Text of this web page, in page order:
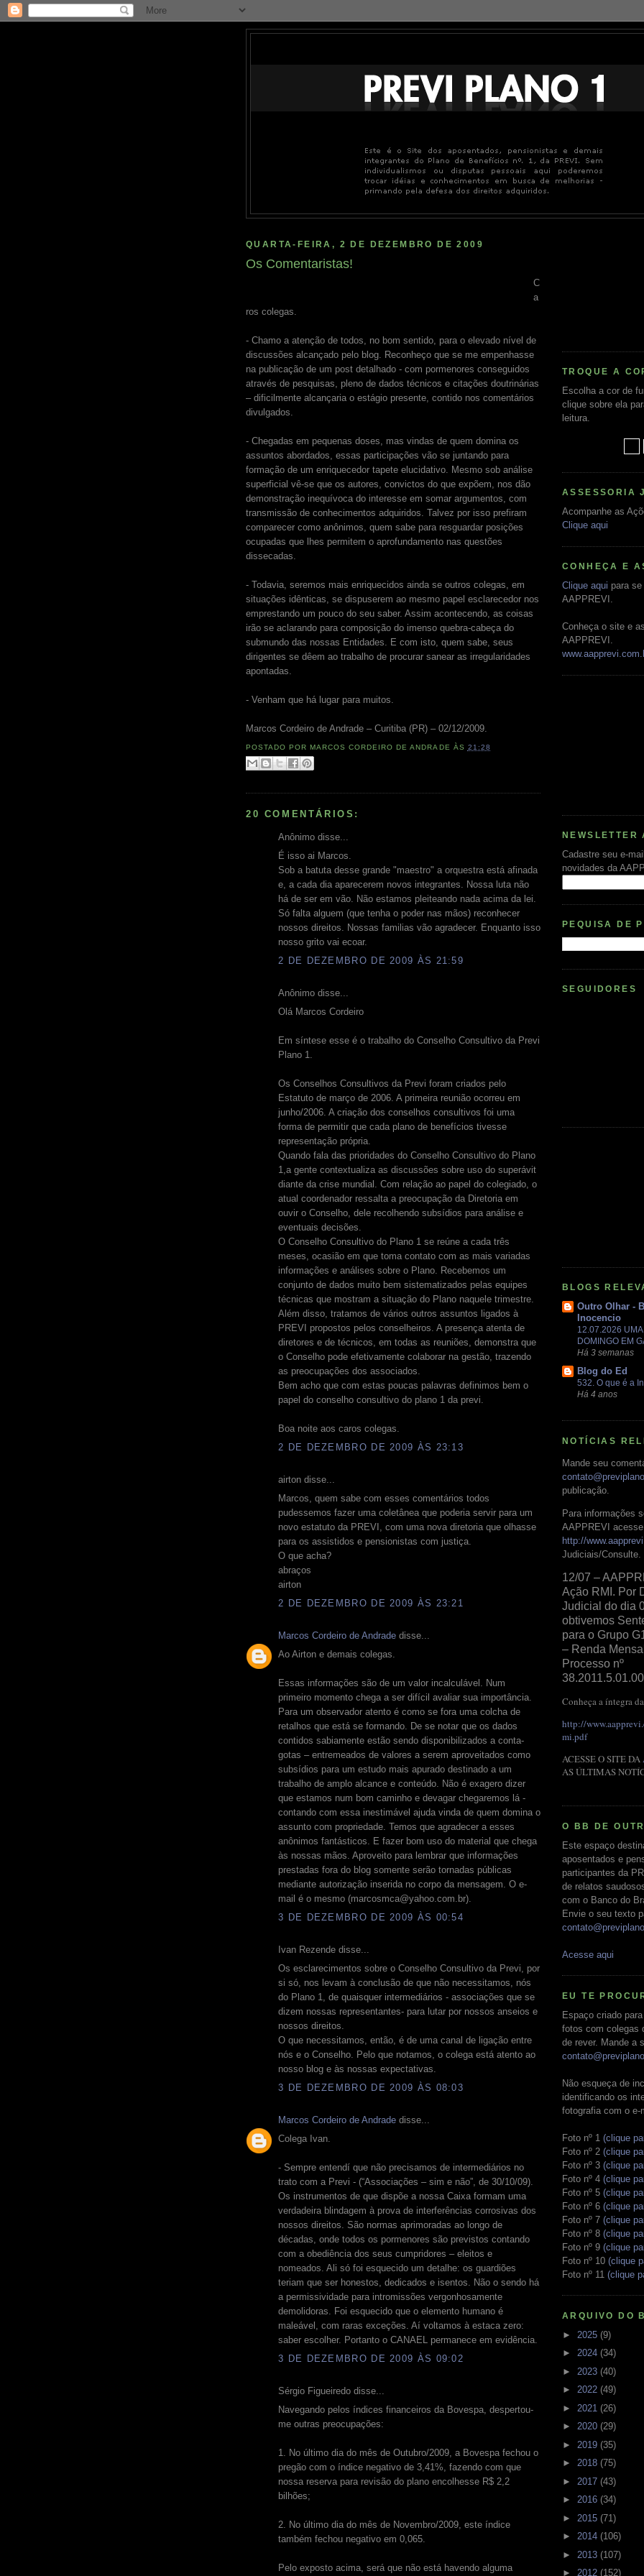
QUARTA-FEIRA, 2 DE DEZEMBRO DE 2009
Os Comentaristas!
C
a
ros colegas.
- Chamo a atenção de todos, no bom sentido, para o elevado nível de
discussões alcançado pelo blog. Reconheço que se me empenhasse
na publicação de um post detalhado - com pormenores conseguidos
através de pesquisas, pleno de dados técnicos e citações doutrinárias
– dificilmente alcançaria o estágio presente, contido nos comentários
divulgados.
- Chegadas em pequenas doses, mas vindas de quem domina os
assuntos abordados, essas participações vão se juntando para
formação de um enriquecedor tapete elucidativo. Mesmo sob análise
superficial vê-se que os autores, convictos do que expõem, nos dão
demonstração inequívoca do interesse em somar argumentos, com
transmissão de conhecimentos adquiridos. Talvez por isso prefiram
comparecer como anônimos, quem sabe para resguardar posições
ocupadas que lhes permitem o aprofundamento nas questões
dissecadas.
- Todavia, seremos mais enriquecidos ainda se outros colegas, em
situações idênticas, se dispuserem ao mesmo papel esclarecedor nos
emprestando um pouco do seu saber. Assim acontecendo, as coisas
irão se aclarando para composição do imenso quebra-cabeça do
submundo das nossas Entidades. E com isto, quem sabe, seus
dirigentes se dêem ao trabalho de procurar sanear as irregularidades
apontadas.
- Venham que há lugar para muitos.
Marcos Cordeiro de Andrade – Curitiba (PR) – 02/12/2009.
POSTADO PORMARCOS CORDEIRO DE ANDRADE ÀS 21:28
20 COMENTÁRIOS:
Anônimo disse...
É isso ai Marcos.
Sob a batuta desse grande "maestro" a orquestra está afinada
e, a cada dia aparecerem novos integrantes. Nossa luta não
há de ser em vão. Não estamos pleiteando nada acima da lei.
Só falta alguem (que tenha o poder nas mãos) reconhecer
nossos direitos. Nossas familias vão agradecer. Enquanto isso
nosso grito vai ecoar.
2 DE DEZEMBRO DE 2009 ÀS 21:59
Anônimo disse...
Olá Marcos Cordeiro
Em síntese esse é o trabalho do Conselho Consultivo da Previ
Plano 1.
Os Conselhos Consultivos da Previ foram criados pelo
Estatuto de março de 2006. A primeira reunião ocorreu em
junho/2006. A criação dos conselhos consultivos foi uma
forma de permitir que cada plano de benefícios tivesse
representação própria.
Quando fala das prioridades do Conselho Consultivo do Plano
1,a gente contextualiza as discussões sobre uso do superávit
diante da crise mundial. Com relação ao papel do colegiado, o
atual coordenador ressalta a preocupação da Diretoria em
ouvir o Conselho, dele recolhendo subsídios para análise e
eventuais decisões.
O Conselho Consultivo do Plano 1 se reúne a cada três
meses, ocasião em que toma contato com as mais variadas
informações e análises sobre o Plano. Recebemos um
conjunto de dados muito bem sistematizados pelas equipes
técnicas que mostram a situação do Plano naquele trimestre.
Além disso, tratamos de vários outros assuntos ligados à
PREVI propostos pelos conselheiros. A presença atenta de
diretores e de técnicos, em todas as reuniões, demonstra que
o Conselho pode efetivamente colaborar na gestão, trazendo
as preocupações dos associados.
Bem acho que com estas poucas palavras definimos bem o
papel do conselho consultivo do plano 1 da previ.
Boa noite aos caros colegas.
2 DE DEZEMBRO DE 2009 ÀS 23:13
airton disse...
Marcos, quem sabe com esses comentários todos
pudessemos fazer uma coletânea que poderia servir para um
novo estatuto da PREVI, com uma nova diretoria que olhasse
para os assistidos e pensionistas com justiça.
O que acha?
abraços
airton
2 DE DEZEMBRO DE 2009 ÀS 23:21
Marcos Cordeiro de Andrade disse...
Ao Airton e demais colegas.
Essas informações são de um valor incalculável. Num
primeiro momento chega a ser difícil avaliar sua importância.
Para um observador atento é como se fora uma colcha de
retalhos que está se formando. De se notar que os dados
contidos sabiamente estão sendo disponibilizados a conta-
gotas – entremeados de valores a serem aproveitados como
subsídios para um estudo mais apurado destinado a um
trabalho de amplo alcance e conteúdo. Não é exagero dizer
que estamos num bom caminho e devagar chegaremos lá -
contando com essa inestimável ajuda vinda de quem domina o
assunto com propriedade. Temos que agradecer a esses
anônimos fantásticos. E fazer bom uso do material que chega
às nossas mãos. Aproveito para lembrar que informações
prestadas fora do blog somente serão tornadas públicas
mediante autorização inserida no corpo da mensagem. O e-
mail é o mesmo (marcosmca@yahoo.com.br).
3 DE DEZEMBRO DE 2009 ÀS 00:54
Ivan Rezende disse...
Os esclarecimentos sobre o Conselho Consultivo da Previ, por
si só, nos levam à conclusão de que não necessitamos, nós
do Plano 1, de quaisquer intermediários - associações que se
dizem nossas representantes- para lutar por nossos anseios e
nossos direitos.
O que necessitamos, então, é de uma canal de ligação entre
nós e o Conselho. Pelo que notamos, o colega está atento ao
nosso blog e às nossas expectativas.
3 DE DEZEMBRO DE 2009 ÀS 08:03
Marcos Cordeiro de Andrade disse...
Colega Ivan.
- Sempre entendí que não precisamos de intermediários no
trato com a Previ - (“Associações – sim e não”, de 30/10/09).
Os instrumentos de que dispõe a nossa Caixa formam uma
verdadeira blindagem à prova de interferências corrosivas dos
nossos direitos. São normas aprimoradas ao longo de
décadas, onde todos os pormenores são previstos contando
com a obediência dos seus cumpridores – eleitos e
nomeados. Ali só foi esquecido um detalhe: os guardiões
teriam que ser honestos, dedicados e isentos. Não o sendo há
a permissividade para intromissões vergonhosamente
demolidoras. Foi esquecido que o elemento humano é
maleável, com raras exceções. Aí voltamos à estaca zero:
saber escolher. Portanto o CANAEL permanece em evidência.
3 DE DEZEMBRO DE 2009 ÀS 09:02
Sérgio Figueiredo disse...
Navegando pelos índices financeiros da Bovespa, despertou-
me outras preocupações:
1. No último dia do mês de Outubro/2009, a Bovespa fechou o
pregão com o índice negativo de 3,41%, fazendo com que
nossa reserva para revisão do plano encolhesse R$ 2,2
bilhões;
2. No último dia do mês de Novembro/2009, este índice
também fechou negativo em 0,065.
Pelo exposto acima, será que não está havendo alguma
TROQUE A
Escolha a cor de
clique sobre ela
leitura.
ASSESSORIA
Acompanhe as
Clique aqui
CONHEÇA E
Clique aqui para
AAPPREVI.
Conheça o site e
AAPPREVI.
NEWSLETTER
Cadastre seu e-
novidades da
PEQUISA DE
SEGUIDORES
BLOGS
Outro Olhar -
Inocencio
12.07.2026
DOMINGO EM
Há 3 semanas
Blog do Ed
532. O que é a
Há 4 anos
NOTÍCIAS
Mande seu
publicação.
Para informações
AAPPREVI
http://
Judiciais/Consulte.
12/07 –
Ação RMI. Por
Judicial do dia
obtivemos
para o Grupo
– Renda
Processo nº
Conheça a íntegra
http://
mi.pdf
ACESSE O SITE DA
AS ÚLTIMAS
O BB DE
Este espaço
aposentados e
participantes da
de relatos
com o Banco do
Envie o seu texto
Acesse aqui
EU TE
Espaço criado
fotos com colegas
de rever. Mande a
Não esqueça de
identificando os
fotografia com o e-
Foto nº 1 (clique
Foto nº 2 (clique
Foto nº 3 (clique
Foto nº 4 (clique
Foto nº 5 (clique
Foto nº 6 (clique
Foto nº 7 (clique
Foto nº 8 (clique
Foto nº 9 (clique
Foto nº 10 (clique
Foto nº 11 (clique
ARQUIVO DO
► 2025 (9)
► 2024 (34)
► 2023 (40)
► 2022 (49)
► 2021 (26)
► 2020 (29)
► 2019 (35)
► 2018 (75)
► 2017 (43)
► 2016 (34)
► 2015 (71)
► 2014 (106)
► 2013 (107)
► 2012 (152)